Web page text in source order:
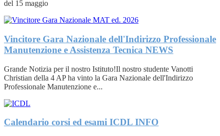
del 15 maggio
Vincitore Gara Nazionale dell'Indirizzo Professionale
Manutenzione e Assistenza Tecnica NEWS
Grande Notizia per il nostro Istituto!Il nostro studente Vanotti
Christian della 4 AP ha vinto la Gara Nazionale dell'Indirizzo
Professionale Manutenzione e...
Calendario corsi ed esami ICDL INFO